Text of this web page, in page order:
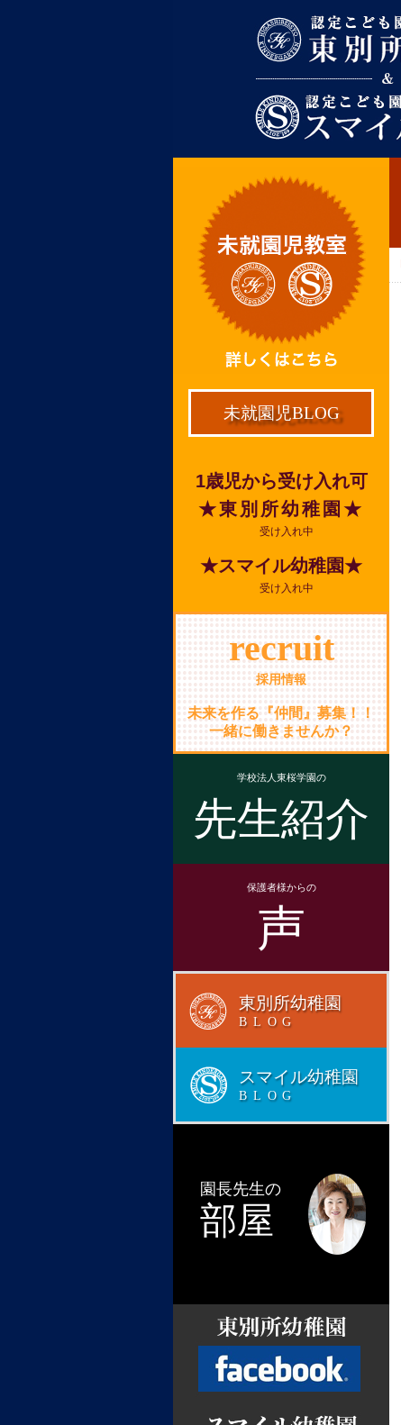
未就園児BLOG
1歳児から受け入れ可
★東別所幼稚園★
受け入れ中
★スマイル幼稚園★
受け入れ中
recruit
採用情報
未来を作る『仲間』募集！！
一緒に働きませんか？
学校法人東桜学園の
先生紹介
保護者様からの
声
東別所幼稚園
BLOG
スマイル幼稚園
BLOG
園長先生の
部屋